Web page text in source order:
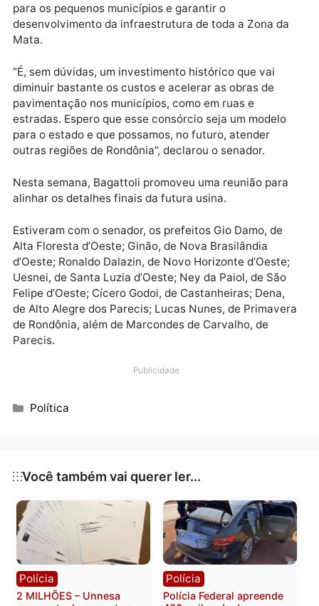
milhões do senador vai permitir a instalação da usina
que, depois disso, será custeada em conjunto pelas
prefeituras.
A ideia é diminuir os altos custos de pavimentação
para os pequenos municípios e garantir o
desenvolvimento da infraestrutura de toda a Zona
Mata.
diminuir bastante os custos e acelerar as obras de
pavimentação nos municípios, como em ruas e
para o estado e que possamos, no futuro, atender
outras regiões de Rondônia”, declarou o senador.
Nesta semana, Bagattoli promoveu uma reunião
alinhar os detalhes finais da futura usina.
Estiveram com o senador, os prefeitos Gio Damo, de
d’Oeste; Ronaldo Dalazin, de Novo Horizonte
Felipe d’Oeste; Cícero Godoi, de Castanheiras; Dena,
Publicidade
Categorias
Política